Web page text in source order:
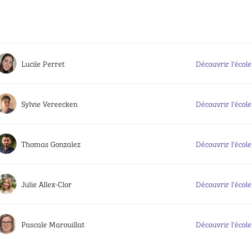
Lucile Perret Découvrir l'école
Sylvie Vereecken Découvrir l'école
Thomas Gonzalez Découvrir l'école
Julie Allex-Clor Découvrir l'école
Pascale Marouillat Découvrir l'école